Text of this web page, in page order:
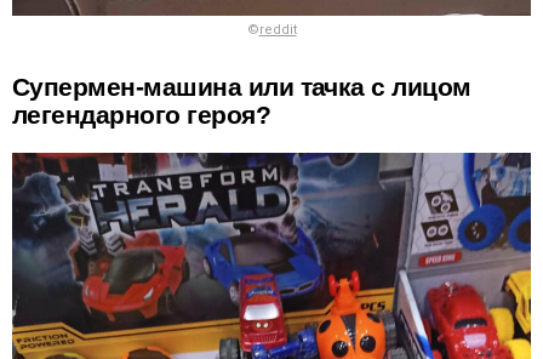
©reddit
Супермен-машина или тачка с лицом
легендарного героя?